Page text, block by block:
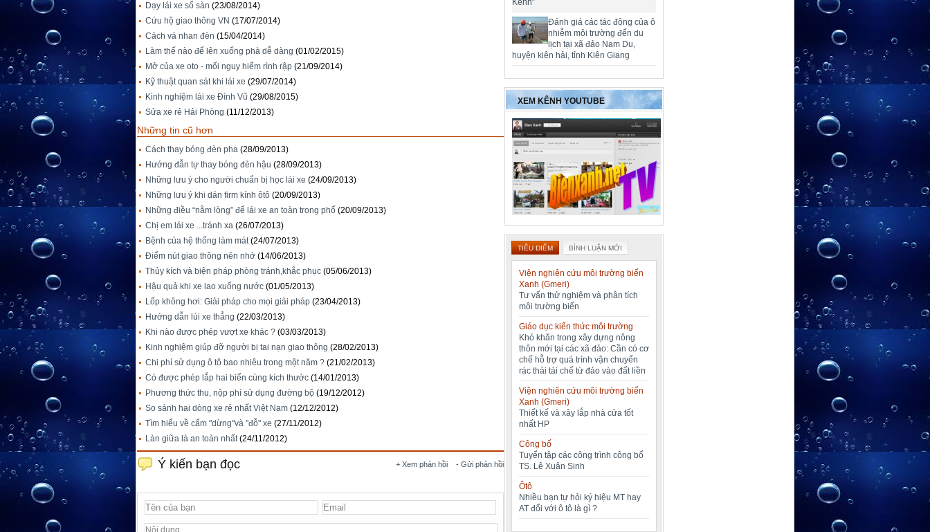
Dạy lái xe số sàn (23/08/2014)
Cứu hộ giao thông VN (17/07/2014)
Cách vá nhan đèn (15/04/2014)
Làm thế nào để lên xuống phà dễ dàng (01/02/2015)
Mở của xe oto - mối nguy hiểm rình rập (21/09/2014)
Kỹ thuật quan sát khi lái xe (29/07/2014)
Kinh nghiệm lái xe Đình Vũ (29/08/2015)
Sửa xe rẻ Hải Phòng (11/12/2013)
Những tin cũ hơn
Cách thay bóng đèn pha (28/09/2013)
Hướng đẫn tự thay bóng đèn hậu (28/09/2013)
Những lưu ý cho người chuẩn bị học lái xe (24/09/2013)
Những lưu ý khi dán firm kính ôtô (20/09/2013)
Những điều “nằm lòng” để lái xe an toàn trong phố (20/09/2013)
Chị em lái xe ...tránh xa (26/07/2013)
Bệnh của hệ thống làm mát (24/07/2013)
Điểm nút giao thông nên nhớ (14/06/2013)
Thủy kích và biện pháp phòng tránh,khắc phục (05/06/2013)
Hậu quả khi xe lao xuống nước (01/05/2013)
Lốp không hơi: Giải pháp cho mọi giải pháp (23/04/2013)
Hướng dẫn lùi xe thẳng (22/03/2013)
Khi nào được phép vượt xe khác ? (03/03/2013)
Kinh nghiệm giúp đỡ người bị tai nạn giao thông (28/02/2013)
Chi phí sử dụng ô tô bao nhiêu trong một năm ? (21/02/2013)
Có được phép lắp hai biển cùng kích thước (14/01/2013)
Phương thức thu, nộp phí sử dụng đường bộ (19/12/2012)
So sánh hai dòng xe rẻ nhất Việt Nam (12/12/2012)
Tìm hiểu về cấm "dừng"và "đỗ" xe (27/11/2012)
Làn giữa là an toàn nhất (24/11/2012)
+ Xem phản hồi - Gửi phản hồi
Ý kiến bạn đọc
Đánh giá các tác động của ô
nhiễm môi trường đến du
lịch tại xã đảo Nam Du,
huyện kiên hải, tỉnh Kiên Giang
XEM KÊNH YOUTUBE
TIÊU ĐIỂM BÌNH LUẬN MỚI
Viện nghiên cứu môi trường biển
Xanh (Gmeri)
Tư vấn thử nghiệm và phân tích
môi trường biển
Giáo dục kiến thức môi trường
Khó khăn trong xây dựng nông
thôn mới tại các xã đảo: Cần có cơ
chế hỗ trợ quá trình vận chuyển
rác thải tái chế từ đảo vào đất liền
Viện nghiên cứu môi trường biển
Xanh (Gmeri)
Thiết kế và xây lắp nhà cửa tốt
nhất HP
Công bố
Tuyển tập các công trình công bố
TS. Lê Xuân Sinh
Ôtô
Nhiều bạn tự hỏi ký hiệu MT hay
AT đối với ô tô là gì ?